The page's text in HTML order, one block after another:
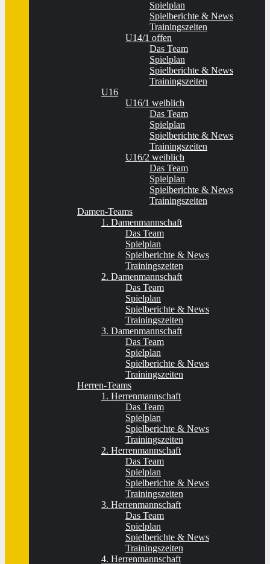
Spielplan
Spielberichte & News
Trainingszeiten
U14/1 offen
Das Team
Spielplan
Spielberichte & News
Trainingszeiten
U16
U16/1 weiblich
Das Team
Spielplan
Spielberichte & News
Trainingszeiten
U16/2 weiblich
Das Team
Spielplan
Spielberichte & News
Trainingszeiten
Damen-Teams
1. Damenmannschaft
Das Team
Spielplan
Spielberichte & News
Trainingszeiten
2. Damenmannschaft
Das Team
Spielplan
Spielberichte & News
Trainingszeiten
3. Damenmannschaft
Das Team
Spielplan
Spielberichte & News
Trainingszeiten
Herren-Teams
1. Herrenmannschaft
Das Team
Spielplan
Spielberichte & News
Trainingszeiten
2. Herrenmannschaft
Das Team
Spielplan
Spielberichte & News
Trainingszeiten
3. Herrenmannschaft
Das Team
Spielplan
Spielberichte & News
Trainingszeiten
4. Herrenmannschaft